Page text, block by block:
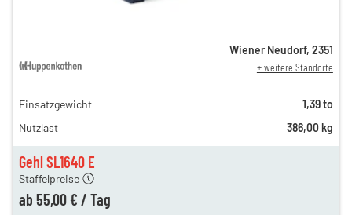
Gehl SL1640 E
135,00 €
79,00 €
Staffelpreise
ab 55,00 € / Tag
Wiener Neudorf, 2351
+ weitere Standorte
Einsatzgewicht
1,39 to
Nutzlast
386,00 kg